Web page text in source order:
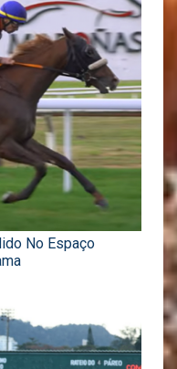
No Espaço